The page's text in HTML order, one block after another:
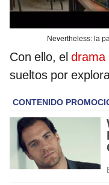
Nevertheless: la
Con ello, el drama
sueltos por